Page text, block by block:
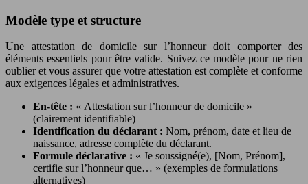
Modèle type et structure
Une attestation de domicile sur l’honneur doit comporter des
éléments essentiels pour être valide. Suivez ce modèle pour ne rien
oublier et vous assurer que votre attestation est complète et conforme
aux exigences légales et administratives.
En-tête : « Attestation sur l’honneur de domicile »
(clairement identifiable)
Identification du déclarant : Nom, prénom, date et lieu de
naissance, adresse complète du déclarant.
Formule déclarative : « Je soussigné(e), [Nom, Prénom],
certifie sur l’honneur que… » (exemples de formulations
alternatives)